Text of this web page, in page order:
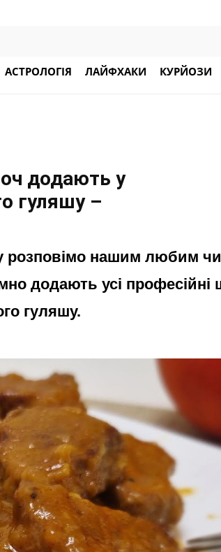
АСТРОЛОГІЯ ЛАЙФХАКИ КУРЙОЗИ
додають у
гуляшу –
розповімо нашим любим
додають усі професійні
гуляшу.